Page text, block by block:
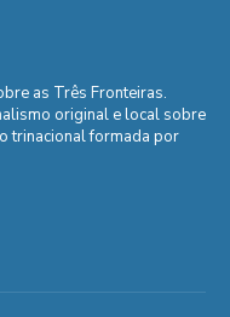
as Três Fronteiras.
original e local sobre
trinacional formada por